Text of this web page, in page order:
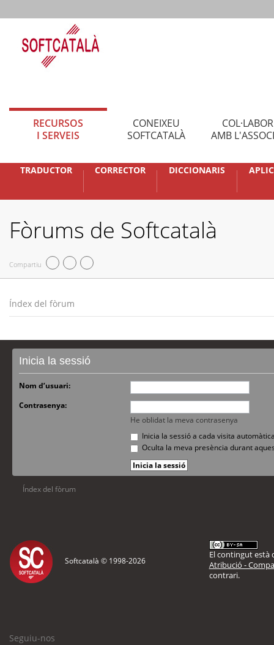
RECURSOS
I SERVEIS
CONEIXEU
SOFTCATALÀ
AMB
TRADUCTOR CORRECTOR DICCIONARIS
Fòrums de Softcatalà
Compartiu
Índex del fòrum
Inicia la sessió
Nom d’usuari:
Contrasenya:
He oblidat la meva contrasenya
Inicia la sessió a cada visita
Oculta la meva presència durant
Índex del fòrum
Softcatalà © 1998-2026
El contingut està
Atribució -
contrari.
Seguiu-nos